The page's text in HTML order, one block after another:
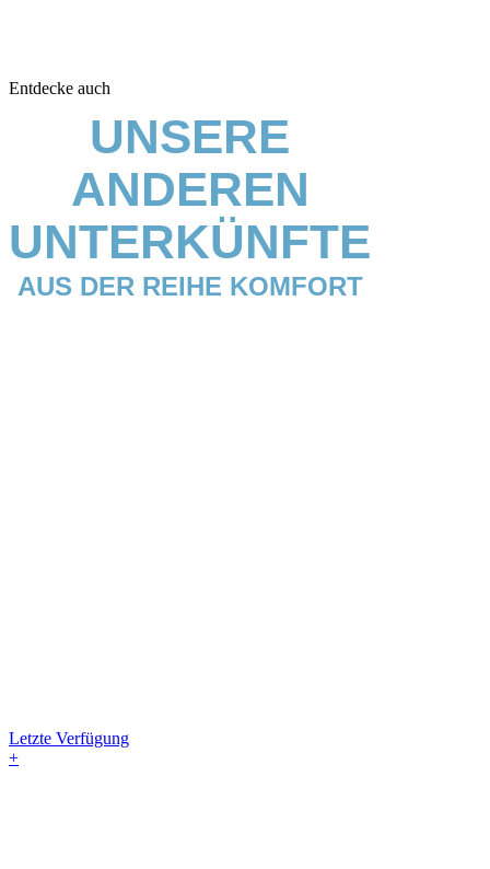
Entdecke auch
UNSERE
ANDEREN
UNTERKÜNFTE
AUS DER REIHE KOMFORT
Letzte Verfügung
+